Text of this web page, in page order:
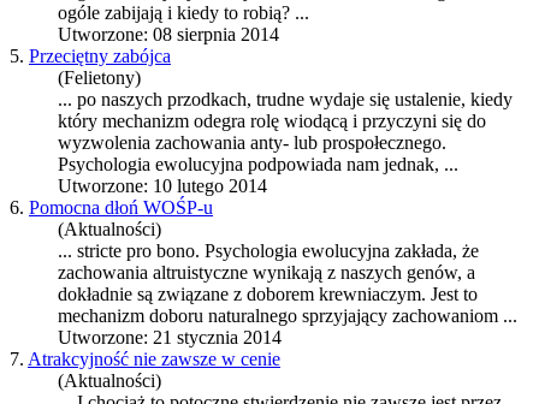
ogóle zabijają i kiedy to robią? ...
Utworzone: 08 sierpnia 2014
5. Przeciętny zabójca
(Felietony)
... po naszych przodkach, trudne wydaje się ustalenie, kiedy
który mechanizm odegra rolę wiodącą i przyczyni się do
wyzwolenia zachowania anty- lub prospołecznego.
Psychologia ewolucyjna podpowiada nam jednak, ...
Utworzone: 10 lutego 2014
6. Pomocna dłoń WOŚP-u
(Aktualności)
... stricte pro bono. Psychologia ewolucyjna zakłada, że
zachowania altruistyczne wynikają z naszych genów, a
dokładnie są związane z doborem krewniaczym. Jest to
mechanizm doboru naturalnego sprzyjający zachowaniom ...
Utworzone: 21 stycznia 2014
7. Atrakcyjność nie zawsze w cenie
(Aktualności)